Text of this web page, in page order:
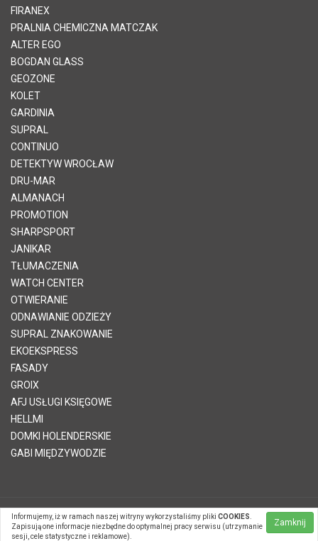
FIRANEX
PRALNIA CHEMICZNA MATCZAK
ALTER EGO
BOGDAN GLASS
GEOZONE
KOLET
GARDINIA
SUPRAL
CONTINUO
DETEKTYW WROCŁAW
DRU-MAR
ALMANACH
PROMOTION
SHARPSPORT
JANIKAR
TŁUMACZENIA
WATCH CENTER
OTWIERANIE
ODNAWIANIE ODZIEŻY
SUPRAL ZNAKOWANIE
EKOEKSPRESS
FASADY
GROIX
AFJ USŁUGI KSIĘGOWE
HELLMI
DOMKI HOLENDERSKIE
GABI MIĘDZYWODZIE
© 2026 Telvinet Sp. z o.o. | Kopiowanie treści zabronione |
Systemy CMS Telvinet.pl
Zamknij
Informujemy, iż w ramach naszej witryny wykorzystaliśmy pliki COOKIES
Zapisują one informacje niezbędne do optymalnej pracy serwisu (utrzymanie
sesji, cele statystyczne i reklamowe).